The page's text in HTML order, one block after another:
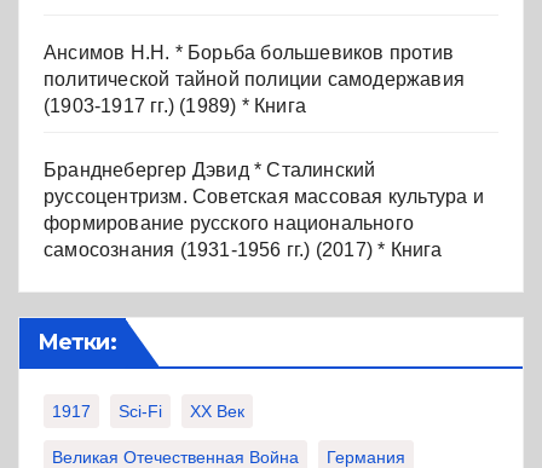
Ансимов Н.Н. * Борьба большевиков против
политической тайной полиции самодержавия
(1903-1917 гг.) (1989) * Книга
Бранднебергер Дэвид * Сталинский
руссоцентризм. Советская массовая культура и
формирование русского национального
самосознания (1931-1956 гг.) (2017) * Книга
Метки:
1917 Sci-Fi XX Век
Великая Отечественная Война Германия